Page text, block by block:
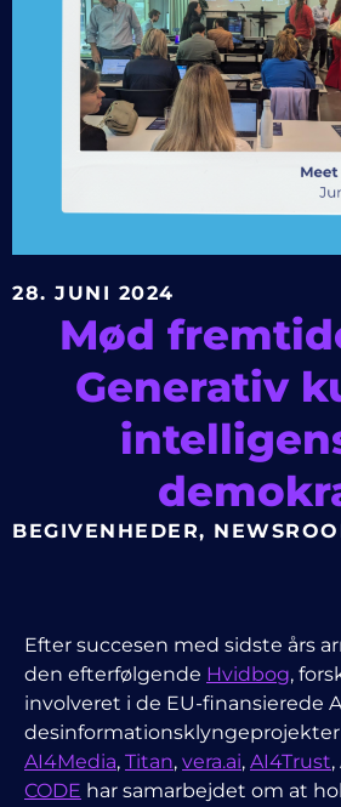
28. JUNI 2024
Mød
Generativ
BEGIVENHEDER,
Efter succesen med sidste års
den efterfølgende Hvidbog,
involveret i de EU-finansierede
desinformationsklyngeprojekter
AI4Media, Titan, vera.ai, AI4Trust
CODE har samarbejdet om at